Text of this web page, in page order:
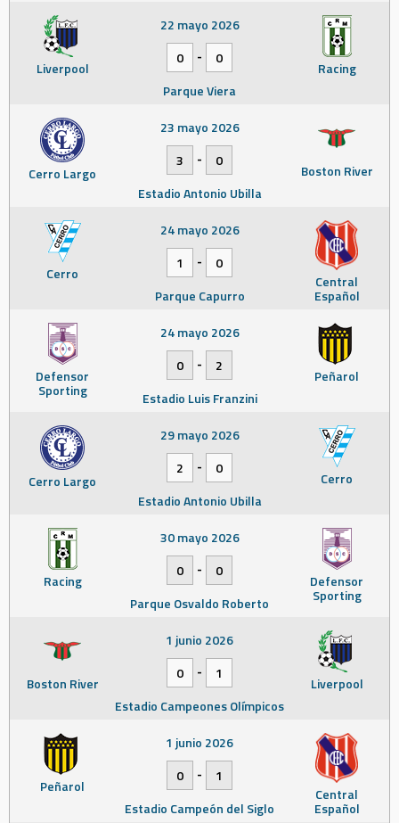
Liverpool Racing
22 mayo 2026
0
-
0
Parque Viera
Cerro Largo Boston River
23 mayo 2026
3
-
0
Estadio Antonio Ubilla
Cerro Central
Español
24 mayo 2026
1
-
0
Parque Capurro
Defensor
Sporting
Peñarol
24 mayo 2026
0
-
2
Estadio Luis Franzini
Cerro Largo Cerro
29 mayo 2026
2
-
0
Estadio Antonio Ubilla
Racing Defensor
Sporting
30 mayo 2026
0
-
0
Parque Osvaldo Roberto
Boston River Liverpool
1 junio 2026
0
-
1
Estadio Campeones Olímpicos
Peñarol Central
Español
1 junio 2026
0
-
1
Estadio Campeón del Siglo